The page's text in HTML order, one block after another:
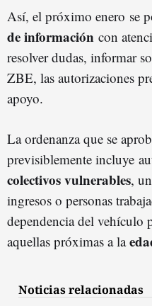
Así, el próximo enero se
de información con
resolver dudas, informar
ZBE, las autorizaciones
apoyo.
La ordenanza que se
previsiblemente incluye
colectivos vulnerables,
ingresos o personas
dependencia del vehículo
aquellas próximas a la
Noticias relacionadas